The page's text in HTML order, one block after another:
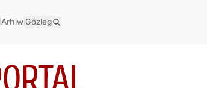
Arhiw Gözleg